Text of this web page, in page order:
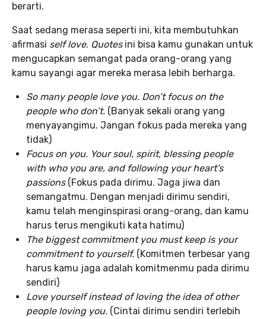
berarti.
Saat sedang merasa seperti ini, kita membutuhkan
afirmasi self love. Quotesini bisa kamu gunakan untuk
mengucapkan semangat pada orang-orang yang
kamu sayangi agar mereka merasa lebih berharga.
So many people love you. Don’t focus on the
people who don’t. (Banyak sekali orang yang
menyayangimu. Jangan fokus pada mereka yang
tidak)
Focus on you. Your soul, spirit, blessing people
with who you are, and following your heart’s
passions(Fokus pada dirimu. Jaga jiwa dan
semangatmu. Dengan menjadi dirimu sendiri,
kamu telah menginspirasi orang-orang, dan kamu
harus terus mengikuti kata hatimu)
The biggest commitment you must keep is your
commitment to yourself. (Komitmen terbesar yang
harus kamu jaga adalah komitmenmu pada dirimu
sendiri)
Love yourself instead of loving the idea of other
people loving you. (Cintai dirimu sendiri terlebih